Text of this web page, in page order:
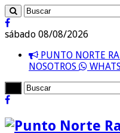
sábado 08/08/2026
PUNTO NORTE
NOSOTROS